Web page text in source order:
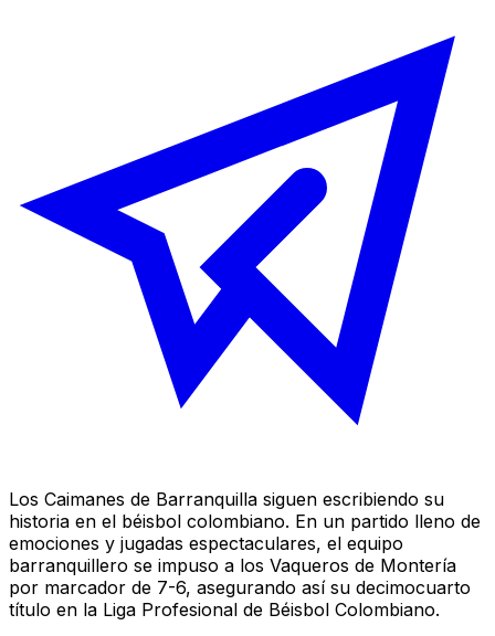
Los Caimanes de Barranquilla siguen escribiendo su
historia en el béisbol colombiano. En un partido lleno de
emociones y jugadas espectaculares, el equipo
barranquillero se impuso a los Vaqueros de Montería
por marcador de 7-6, asegurando así su decimocuarto
título en la Liga Profesional de Béisbol Colombiano.